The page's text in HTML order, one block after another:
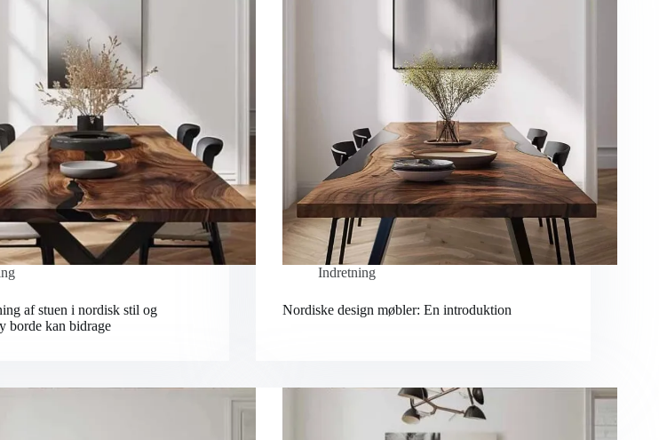
af stuen i nordisk stil og
borde kan bidrage
Indretning
Nordiske design møbler: En introduktion